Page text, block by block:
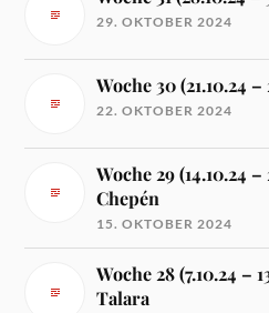
29. OKTOBER 2024
Woche 30 (21.10.24
22. OKTOBER 2024
Woche 29 (14.10.24
Chepén
15. OKTOBER 2024
Woche 28 (7.10.24 –
Talara